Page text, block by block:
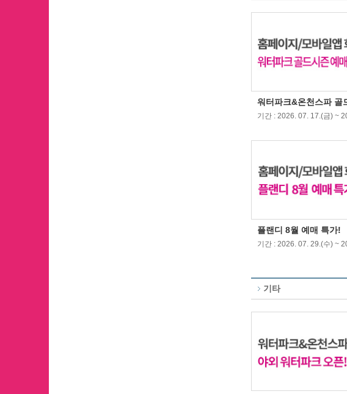
워터파크&온천스파 골
기간 : 2026. 07. 17.(금) ~
플랜디 8월 예매 특가!
기간 : 2026. 07. 29.(수) ~
기타